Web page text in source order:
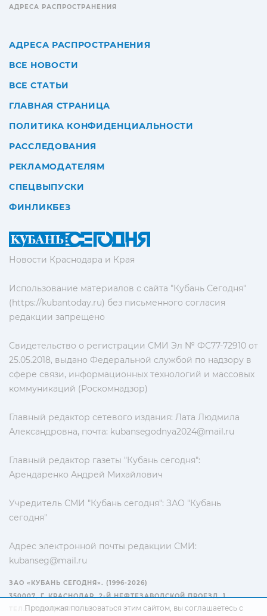
Новости Краснодара и Края
Использование материалов с сайта "Кубань Сегодня"
(https://kubantoday.ru) без письменного согласия
редакции запрещено
Свидетельство о регистрации СМИ Эл № ФС77-72910 от
25.05.2018, выдано Федеральной службой по надзору в
сфере связи, информационных технологий и массовых
коммуникаций (Роскомнадзор)
Главный редактор сетевого издания: Лата Людмила
Александровна, почта: kubansegodnya2024@mail.ru
Главный редактор газеты "Кубань сегодня":
Арендаренко Андрей Михайлович
Учредитель СМИ "Кубань сегодня": ЗАО "Кубань
сегодня"
Адрес электронной почты редакции СМИ:
kubanseg@mail.ru
АДРЕСА РАСПРОСТРАНЕНИЯ
АДРЕСА РАСПРОСТРАНЕНИЯ
ВСЕ НОВОСТИ
ВСЕ СТАТЬИ
ГЛАВНАЯ СТРАНИЦА
ПОЛИТИКА КОНФИДЕНЦИАЛЬНОСТИ
РАССЛЕДОВАНИЯ
РЕКЛАМОДАТЕЛЯМ
СПЕЦВЫПУСКИ
ФИНЛИКБЕЗ
ЗАО «КУБАНЬ СЕГОДНЯ». (1996-2026)
350007, Г. КРАСНОДАР, 2-Й НЕФТЕЗАВОДСКОЙ ПРОЕЗД, 1
ТЕЛ.: +7(861) 267-15-15
Продолжая пользоваться этим сайтом, вы соглашаетесь с